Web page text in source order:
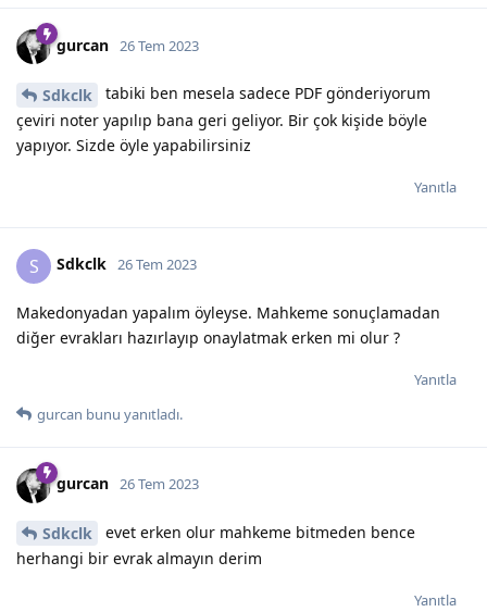
gurcan 26 Tem 2023
Sdkclk
tabiki ben mesela sadece PDF gönderiyorum
çeviri noter yapılıp bana geri geliyor. Bir çok kişide böyle
yapıyor. Sizde öyle yapabilirsiniz
Yanıtla
S Sdkclk 26 Tem 2023
Makedonyadan yapalım öyleyse. Mahkeme sonuçlamadan
diğer evrakları hazırlayıp onaylatmak erken mi olur ?
Yanıtla
gurcan bunu yanıtladı.
gurcan 26 Tem 2023
Sdkclk
evet erken olur mahkeme bitmeden bence
herhangi bir evrak almayın derim
Yanıtla